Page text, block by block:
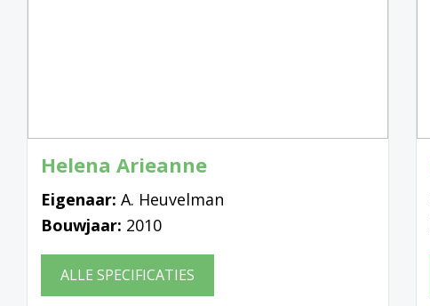
Helena Arieanne
Eigenaar: A. Heuvelman
Bouwjaar: 2010
ALLE SPECIFICATIES